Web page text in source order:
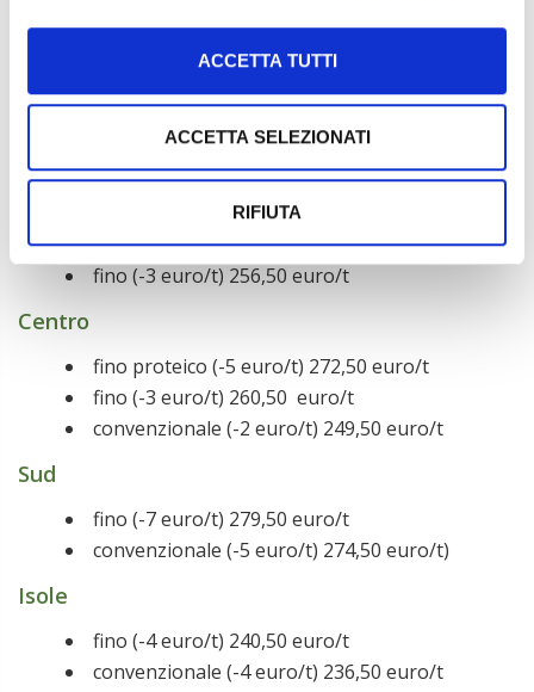
ACCETTA TUTTI
ACCETTA SELEZIONATI
RIFIUTA
ribasso, mentre ad Altamura è rimasto tutto
invariato. Anche in Francia le quotazioni sono
La Commissione Unica Nazionale ha pubblicato oggi il
suo quinto listino ufficiale. Vediamo i prezzi più
fino proteico (invariato) 276,50 euro/t
fino (-3 euro/t) 256,50 euro/t
Centro
fino proteico (-5 euro/t) 272,50 euro/t
fino (-3 euro/t) 260,50 euro/t
convenzionale (-2 euro/t) 249,50 euro/t
Sud
fino (-7 euro/t) 279,50 euro/t
convenzionale (-5 euro/t) 274,50 euro/t)
Isole
fino (-4 euro/t) 240,50 euro/t
convenzionale (-4 euro/t) 236,50 euro/t